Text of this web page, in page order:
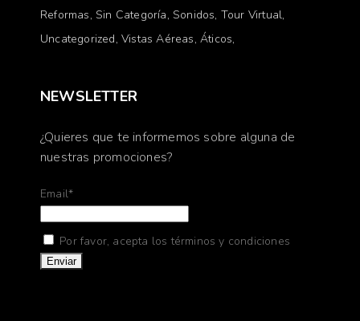
Reformas Sin Categoría Sonidos Tour Virtual
Uncategorized Vistas Aéreas Áticos
NEWSLETTER
¿Quieres que te informemos sobre alguna de
nuestras promociones?
Email*
Por favor, acepta los términos y condiciones